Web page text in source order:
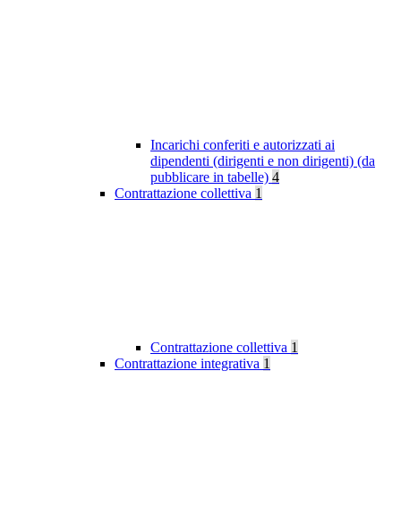
Incarichi conferiti e autorizzati ai
dipendenti (dirigenti e non dirigenti) (da
pubblicare in tabelle) 4
Contrattazione collettiva 1
Contrattazione collettiva 1
Contrattazione integrativa 1